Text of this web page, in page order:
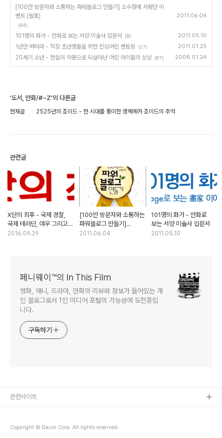
[100만 방문자와 소통하는 파워블로그 만들기] 소수정예 서평단 이
벤트 (발표)
(44)
2011.06.04
101명의 화가 - 만화로 보는 서양 미술사 입문서 (9) 2011.05.10
1년만 버텨라 - 직장 초년생들을 위한 진심어린 멘토링 (17) 2011.01.25
20세기 소년 - 현실의 악몽으로 되살아난 어린 아이들의 상상 (67) 2008.01.24
'도서, 만화/#~Z'의 다른글
현재글 2525년의 죠이드 - 한 시대를 풍미한 생체메카 죠이드의 추억
관련글
X단의 최후 - 국제 경찰,
국제 테러단, 여우 그리고
겟타 로보
2016.09.29
[100만 방문자와 소통하는
파워블로그 만들기]
소수정예 서평단 이벤트
2011.06.04
101명의 화가 - 만화로
보는 서양 미술사 입문서
2011.05.10
페니웨이™의 In This Film
영화, 애니, 드라마, 만화의 리뷰와 정보가 들어있는 개
인 블로그로서 1인 미디어 포털의 가능성에 도전중입
니다.
구독하기
Copyright © Daum Corp. All rights reserved.
관련사이트